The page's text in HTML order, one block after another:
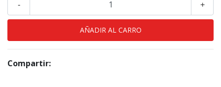
+
-
Compartir: